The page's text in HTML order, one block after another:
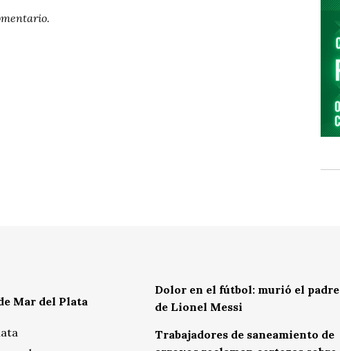
Mar del Plata
Dolor en el fútbol: murió el padre
de Lionel Messi
Trabajadores de saneamiento de